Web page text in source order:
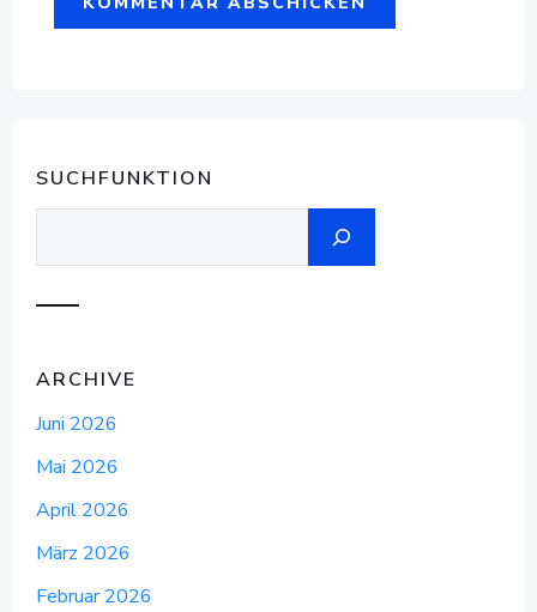
SUCHFUNKTION
ARCHIVE
Juni 2026
Mai 2026
April 2026
März 2026
Februar 2026